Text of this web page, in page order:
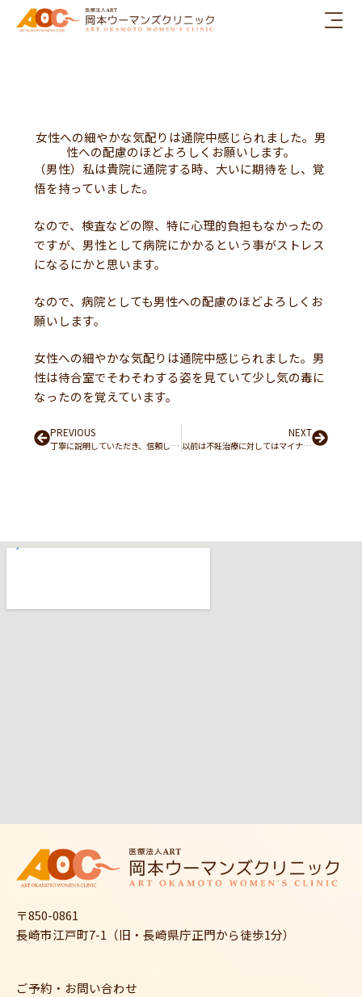
女性への細やかな気配りは通院中感じられました。男
性への配慮のほどよろしくお願いします。
（男性）私は貴院に通院する時、大いに期待をし、覚
悟を持っていました。
なので、検査などの際、特に心理的負担もなかったの
ですが、男性として病院にかかるという事がストレス
になるにかと思います。
なので、病院としても男性への配慮のほどよろしくお
願いします。
女性への細やかな気配りは通院中感じられました。男
性は待合室でそわそわする姿を見ていて少し気の毒に
なったのを覚えています。
PrevPREVIOUS
丁寧に説明していただき、信頼して治療に取り組むことができました。
NEXT
以前は不妊治療に対してはマイナスなイメージしか持っておりませんでしたが、今となっては現代医学の恩恵を受けられたことに深く感謝しております。Next
〒850-0861
長崎市江戸町7-1（旧・長崎県庁正門から徒歩1分）
ご予約・お問い合わせ